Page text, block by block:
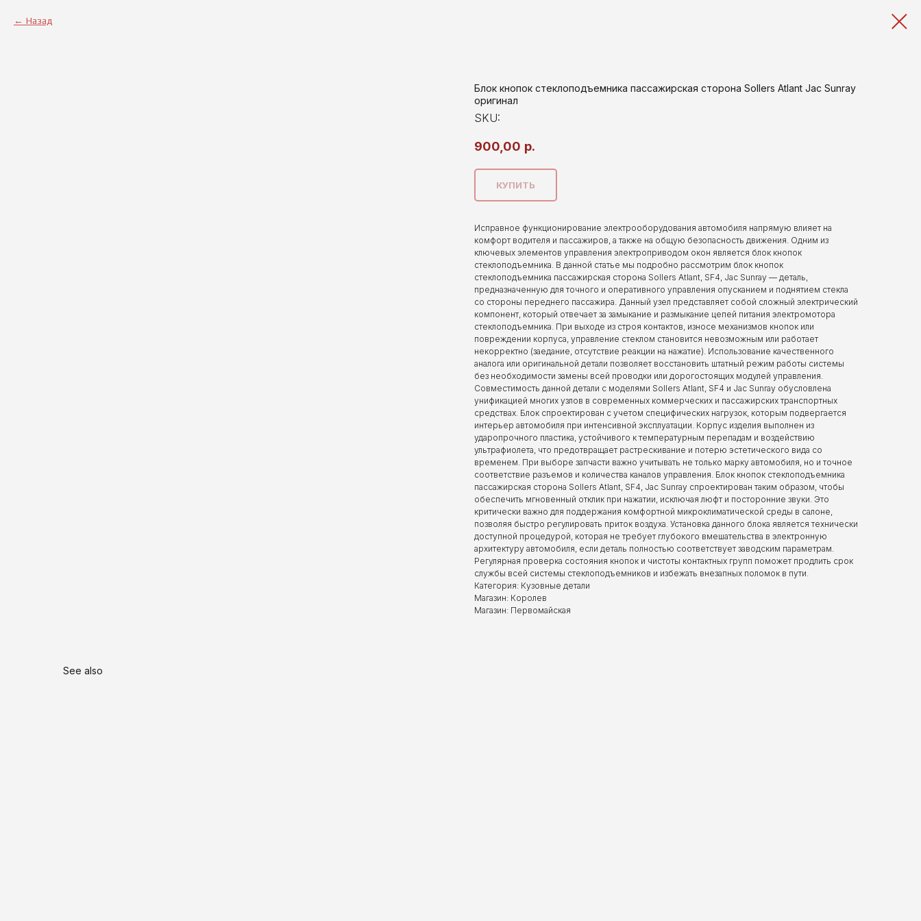
Назад
Блок кнопок стеклоподъемника пассажирская сторона Sollers Atlant Jac Sunray
оригинал
SKU:
900,00 р.
КУПИТЬ
Исправное функционирование электрооборудования автомобиля напрямую влияет на
комфорт водителя и пассажиров, а также на общую безопасность движения. Одним из
ключевых элементов управления электроприводом окон является блок кнопок
стеклоподъемника. В данной статье мы подробно рассмотрим блок кнопок
стеклоподъемника пассажирская сторона Sollers Atlant, SF4, Jac Sunray — деталь,
предназначенную для точного и оперативного управления опусканием и поднятием стекла
со стороны переднего пассажира. Данный узел представляет собой сложный электрический
компонент, который отвечает за замыкание и размыкание цепей питания электромотора
стеклоподъемника. При выходе из строя контактов, износе механизмов кнопок или
повреждении корпуса, управление стеклом становится невозможным или работает
некорректно (заедание, отсутствие реакции на нажатие). Использование качественного
аналога или оригинальной детали позволяет восстановить штатный режим работы системы
без необходимости замены всей проводки или дорогостоящих модулей управления.
Совместимость данной детали с моделями Sollers Atlant, SF4 и Jac Sunray обусловлена
унификацией многих узлов в современных коммерческих и пассажирских транспортных
средствах. Блок спроектирован с учетом специфических нагрузок, которым подвергается
интерьер автомобиля при интенсивной эксплуатации. Корпус изделия выполнен из
ударопрочного пластика, устойчивого к температурным перепадам и воздействию
ультрафиолета, что предотвращает растрескивание и потерю эстетического вида со
временем. При выборе запчасти важно учитывать не только марку автомобиля, но и точное
соответствие разъемов и количества каналов управления. Блок кнопок стеклоподъемника
пассажирская сторона Sollers Atlant, SF4, Jac Sunray спроектирован таким образом, чтобы
обеспечить мгновенный отклик при нажатии, исключая люфт и посторонние звуки. Это
критически важно для поддержания комфортной микроклиматической среды в салоне,
позволяя быстро регулировать приток воздуха. Установка данного блока является технически
доступной процедурой, которая не требует глубокого вмешательства в электронную
архитектуру автомобиля, если деталь полностью соответствует заводским параметрам.
Регулярная проверка состояния кнопок и чистоты контактных групп поможет продлить срок
службы всей системы стеклоподъемников и избежать внезапных поломок в пути.
Категория: Кузовные детали
Магазин: Королев
Магазин: Первомайская
See also